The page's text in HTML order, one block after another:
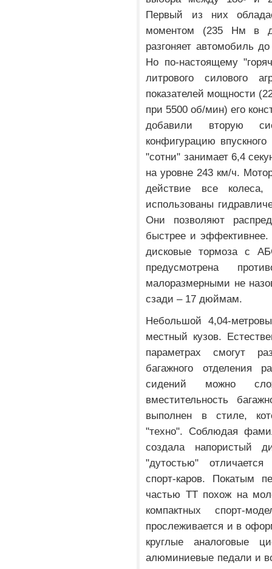
Первый из них
моментом (235 Нм в
разгоняет автомобиль
Но по-настоящему
литрового силового
показателей мощности
при 5500 об/мин) его
добавили вторую
конфигурацию
"сотни" занимает 6,4
на уровне 243 км/ч.
действие все
использованы
Они позволяют
быстрее и эффективнее.
дисковые тормоза с
предусмотрена
малоразмерными не
сзади – 17 дюймам.
Небольшой 4,04-
местный кузов.
параметрах смогут
багажного отделения
сидений можно
вместительность
выполнен в стиле,
"техно". Соблюдая
создала напористый
"дутостью"
спорт-каров. Покатым
частью TT похож на
компактных спорт-
прослеживается и в
круглые аналоговые
алюминиевые педали и